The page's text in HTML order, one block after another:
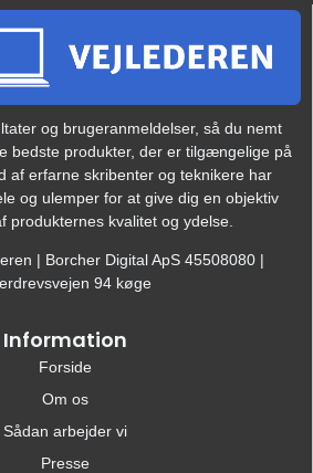
og brugeranmeldelser, så du nemt
bedste produkter, der er tilgængelige på
af erfarne skribenter og teknikere har
og ulemper for at give dig en objektiv
produkternes kvalitet og ydelse.
| Borcher Digital ApS 45508080 |
94 køge
Information
Forside
Om os
Sådan arbejder vi
Presse